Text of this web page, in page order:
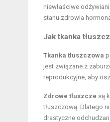
niewłaściwe
stanu zdrowia
Jak tkanka
Tkanka tłuszczowa
jest związane z
reprodukcyjne, aby
Zdrowe tłuszcze są
tłuszczową. Dlatego
drastyczne